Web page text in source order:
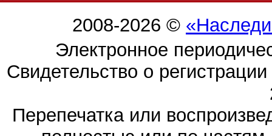
2008-2026 ©
Электронное
Свидетельство о
Перепечатка или